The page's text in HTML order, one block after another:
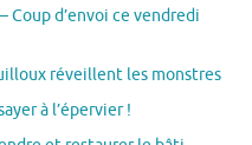
Coup d’envoi ce vendredi
réveillent les monstres
à l’épervier !